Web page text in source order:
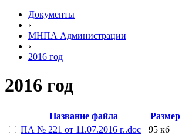
Документы
›
МНПА Администрации
›
2016 год
2016 год
Название файла
Размер
ПА № 221 от 11.07.2016 г..doc
95 кб